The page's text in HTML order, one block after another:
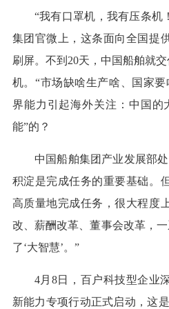
“我有口罩机，我有压条机
集团官微上，这条面向全国提
刷屏。不到20天，中国船舶就
机。“市场缺啥生产啥、国家
界能力引起海外关注：中国的
能”的？
中国船舶集团产业发展部
积淀是完成任务的重要基础。
高质量地完成任务，很大程度
改、薪酬改革、董事会改革，
了‘大智慧’。”
4月8日，百户科技型企业
新能力专项行动正式启动，这